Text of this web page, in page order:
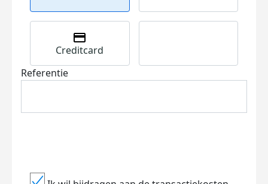
Creditcard
Referentie